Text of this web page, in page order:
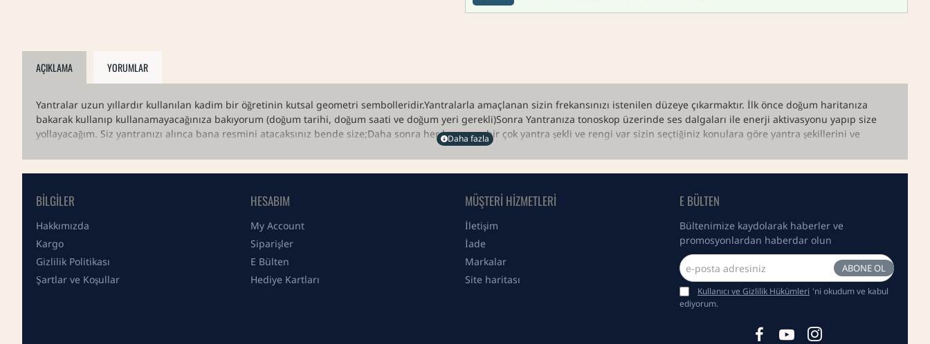
AÇIKLAMA YORUMLAR
Yantralar uzun yıllardır kullanılan kadim bir öğretinin kutsal geometri sembolleridir.Yantralarla amaçlanan sizin frekansınızı istenilen düzeye çıkarmaktır. İlk önce doğum haritanıza
bakarak kullanıp kullanamayacağınıza bakıyorum (doğum tarihi, doğum saati ve doğum yeri gerekli)Sonra Yantranıza tonoskop üzerinde ses dalgaları ile enerji aktivasyonu yapıp size
yollayacağım. Siz yantranızı alınca bana resmini atacaksınız bende size;Daha sonra her konunun bir çok yantra şekli ve rengi var sizin seçtiğiniz konulara göre yantra şekillerini ve
rengini haritanıza göre belirleyeceğim.Vedik astroloji haritanızı, seçtiğiniz konulara göre harita yorumunuzu, hangi gezegen etkisinde olduğunuzu (satürn, merkür, mars...) hangi zaman
dilimlerinin sizin için zorlayıcı hangi zaman dilimlerinin kolay ve güzel olacağı hakkındaAşk, para, iş konusunda yaşadığınız sorunların nedeni olan gezegenlere ilgili bilgi veriyorum ve
neler yapmanız gerektiğini söylüyorum.Beklentide olduğunuz konu sayısına göre kullanılacak yantra sayısı belirlenir.
Seçim yapabileceğiniz ana başlıklar:
1. Sağlık
2. Para akışı
3. Duygusal iniş ve çıkışları dengeleme
BILGILER
Hakkımızda
Kargo
Gizlilik Politikası
Şartlar ve Koşullar
HESABIM
My Account
Siparişler
E Bülten
Hediye Kartları
MÜŞTERI HIZMETLERI
İletişim
İade
Markalar
Site haritası
E BÜLTEN
Bültenimize kaydolarak haberler ve
promosyonlardan haberdar olun
e-
posta
adresiniz
ABONE OL
Kullanıcı ve Gizlilik Hükümleri 'ni okudum ve kabul
ediyorum.